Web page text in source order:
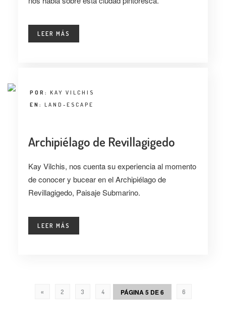
LEER MÁS
POR: KAY VILCHIS
EN: LAND-ESCAPE
Archipiélago de Revillagigedo
Kay Vilchis, nos cuenta su experiencia al momento
de conocer y bucear en el Archipiélago de
Revillagigedo, Paisaje Submarino.
LEER MÁS
« 2 3 4 PÁGINA 5 DE 6 6